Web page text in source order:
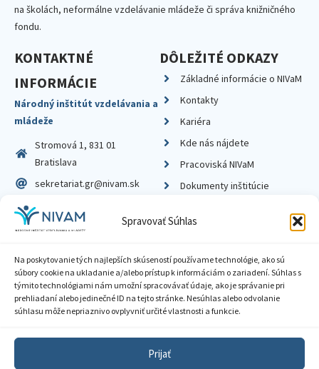
Spravovať Súhlas
Na poskytovanie tých najlepších skúseností používame technológie, ako sú
súbory cookie na ukladanie a/alebo prístup k informáciám o zariadení. Súhlas s
týmito technológiami nám umožní spracovávať údaje, ako je správanie pri
prehliadaní alebo jedinečné ID na tejto stránke. Nesúhlas alebo odvolanie
súhlasu môže nepriaznivo ovplyvniť určité vlastnosti a funkcie.
Prijať
na školách, neformálne vzdelávanie mládeže či správa knižničného
fondu.
KONTAKTNÉ
INFORMÁCIE
Národný inštitút vzdelávania a
mládeže
Stromová 1, 831 01
Bratislava
sekretariat.gr@nivam.sk
IČO: 00164348
DIČ: 2020798714
DÔLEŽITÉ ODKAZY
Základné informácie o NIVaM
Kontakty
Kariéra
Kde nás nájdete
Pracoviská NIVaM
Dokumenty inštitúcie
Zásady ochrany súkromia
Sprístupnenie informácií